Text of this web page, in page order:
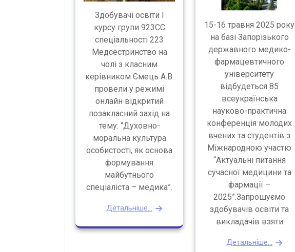
Здобувачі освіти І
курсу групи 923СС
спеціальності 223
Медсестринство на
чолі з класним
керівником Ємець А.В.
провели у режимі
онлайн відкритий
позакласний захід на
тему: “Духовно-
моральна культура
особистості, як основа
формування
майбутнього
спеціаліста – медика”.
Детальніше...
15-16 травня 2025 року
на базі Запорізького
державного медико-
фармацевтичного
університету
відбудеться 85
всеукраїнська
науково-практична
конференція молодих
вчених та студентів з
Міжнародною участю
“Актуальні питання
сучасної медицини та
фармації –
2025”.Запрошуємо
здобувачів освіти та
викладачів взяти
Детальніше...